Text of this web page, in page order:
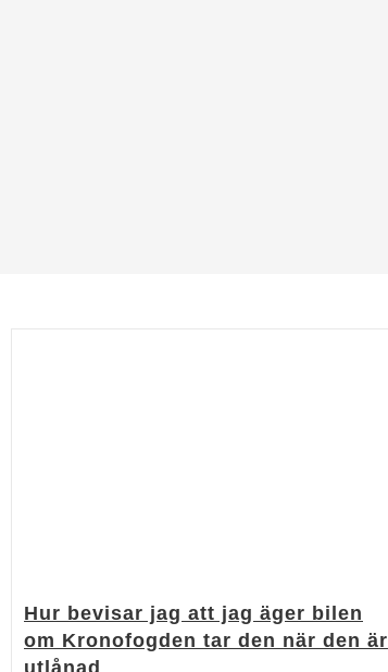
Hur bevisar jag att jag äger bilen
om Kronofogden tar den när den är